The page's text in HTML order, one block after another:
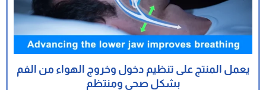
يعمل المنتج على تنظيم دخول وخروج الهواء من الفم
بشكل صحي ومنتظم